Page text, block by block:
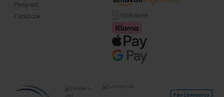
Pinterest
Facebook